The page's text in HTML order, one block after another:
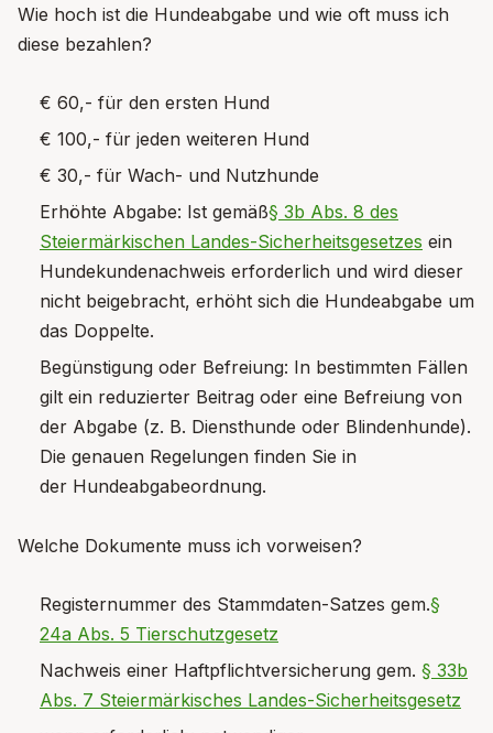
Wie hoch ist die Hundeabgabe und wie oft muss ich
diese bezahlen?
€ 60,- für den ersten Hund
€ 100,- für jeden weiteren Hund
€ 30,- für Wach- und Nutzhunde
Erhöhte Abgabe: Ist gemäß§ 3b Abs. 8 des
Steiermärkischen Landes-Sicherheitsgesetzes ein
Hundekundenachweis erforderlich und wird dieser
nicht beigebracht, erhöht sich die Hundeabgabe um
das Doppelte.
Begünstigung oder Befreiung: In bestimmten Fällen
gilt ein reduzierter Beitrag oder eine Befreiung von
der Abgabe (z. B. Diensthunde oder Blindenhunde).
Die genauen Regelungen finden Sie in
der Hundeabgabeordnung.
Welche Dokumente muss ich vorweisen?
Registernummer des Stammdaten-Satzes gem.§
24a Abs. 5 Tierschutzgesetz
Nachweis einer Haftpflichtversicherung gem. § 33b
Abs. 7 Steiermärkisches Landes-Sicherheitsgesetz